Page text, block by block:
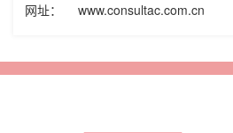
网址：
www.consultac.com.cn